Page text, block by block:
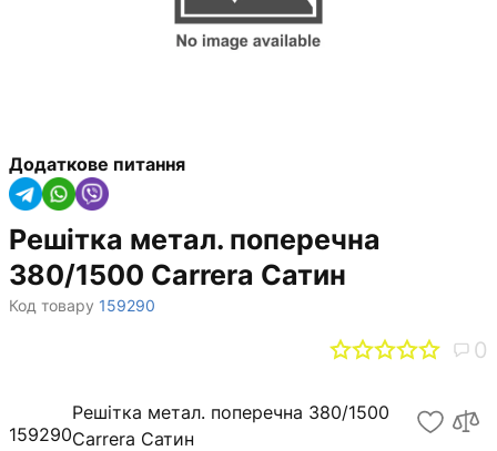
Додаткове питання
Решітка метал. поперечна
380/1500 Carrera Сатин
Код товару 159290
0
159290
Решітка метал. поперечна 380/1500
Carrera Сатин